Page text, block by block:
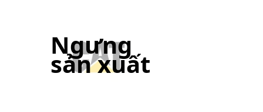
Ngưng
sản xuất